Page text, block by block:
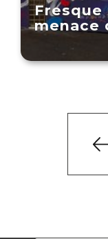
Fresque
menace